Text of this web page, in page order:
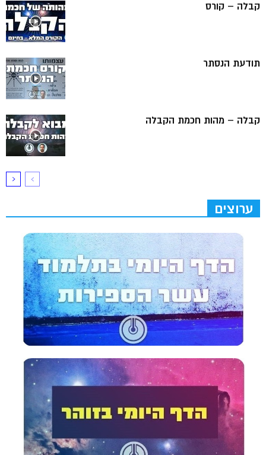
קבלה – קורס
תודעת הנסתר
קבלה – מהות חכמת הקבלה
ערוצים